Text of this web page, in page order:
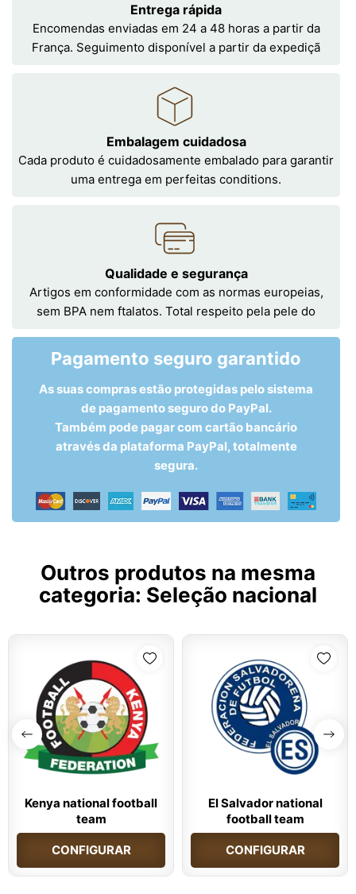
Entrega rápida
Encomendas enviadas em 24 a 48 horas a partir da
França. Seguimento disponível a partir da expediçã
Embalagem cuidadosa
Cada produto é cuidadosamente embalado para garantir
uma entrega em perfeitas conditions.
Qualidade e segurança
Artigos em conformidade com as normas europeias,
sem BPA nem ftalatos. Total respeito pela pele do
Pagamento seguro garantido
As suas compras estão protegidas pelo sistema
de pagamento seguro do PayPal.
Também pode pagar com cartão bancário
através da plataforma PayPal, totalmente
segura.
Outros produtos na mesma
categoria: Seleção nacional
Kenya national football
team
CONFIGURAR
El Salvador national
football team
CONFIGURAR